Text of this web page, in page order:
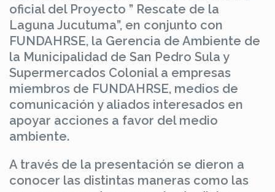
oficial del Proyecto ” Rescate de la
Laguna Jucutuma”, en conjunto con
FUNDAHRSE, la Gerencia de Ambiente de
la Municipalidad de San Pedro Sula y
Supermercados Colonial a empresas
miembros de FUNDAHRSE, medios de
comunicación y aliados interesados en
apoyar acciones a favor del medio
ambiente.
A través de la presentación se dieron a
conocer las distintas maneras como las